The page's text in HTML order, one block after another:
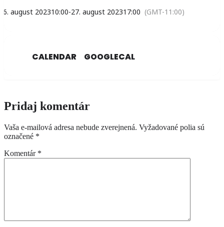
august 202310:00-27. august 202317:00 (GMT-11:00)
CALENDAR GOOGLECAL
Pridaj komentár
Vaša e-mailová adresa nebude zverejnená. Vyžadované polia sú
označené *
Komentár *